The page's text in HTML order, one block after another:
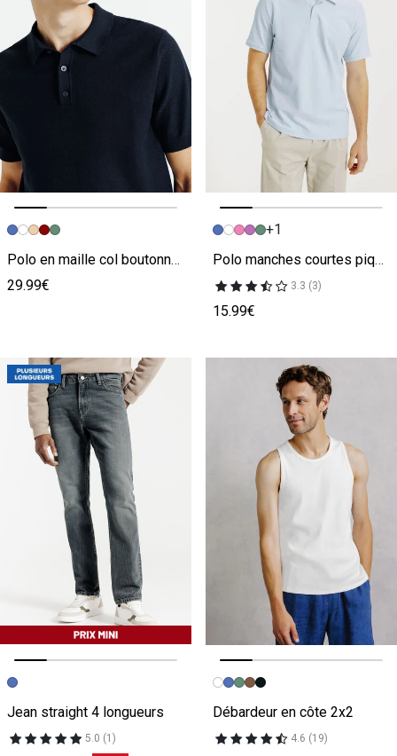
Image précédente
Image suivante
Polo en maille col boutonné jeux de points
29.99€
Image précédente
Image suivante
+1
Polo manches courtes piqué uni
3.3 (3)
15.99€
Image précédente
Image suivante
Jean straight 4 longueurs
5.0 (1)
Image précédente
Image suivante
Débardeur en côte 2x2
4.6 (19)